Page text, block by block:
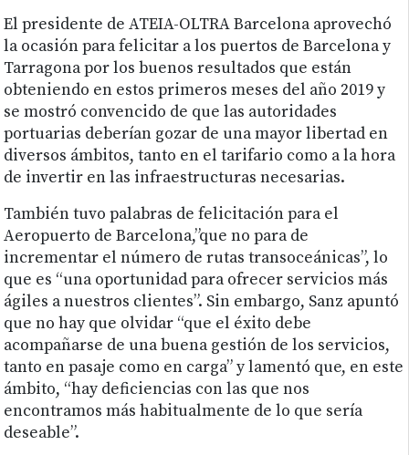
El presidente de ATEIA-OLTRA Barcelona aprovechó
la ocasión para felicitar a los puertos de Barcelona y
Tarragona por los buenos resultados que están
obteniendo en estos primeros meses del año 2019 y
se mostró convencido de que las autoridades
portuarias deberían gozar de una mayor libertad en
diversos ámbitos, tanto en el tarifario como a la hora
de invertir en las infraestructuras necesarias.
También tuvo palabras de felicitación para el
Aeropuerto de Barcelona,”que no para de
incrementar el número de rutas transoceánicas”, lo
que es “una oportunidad para ofrecer servicios más
ágiles a nuestros clientes”. Sin embargo, Sanz apuntó
que no hay que olvidar “que el éxito debe
acompañarse de una buena gestión de los servicios,
tanto en pasaje como en carga” y lamentó que, en este
ámbito, “hay deficiencias con las que nos
encontramos más habitualmente de lo que sería
deseable”.